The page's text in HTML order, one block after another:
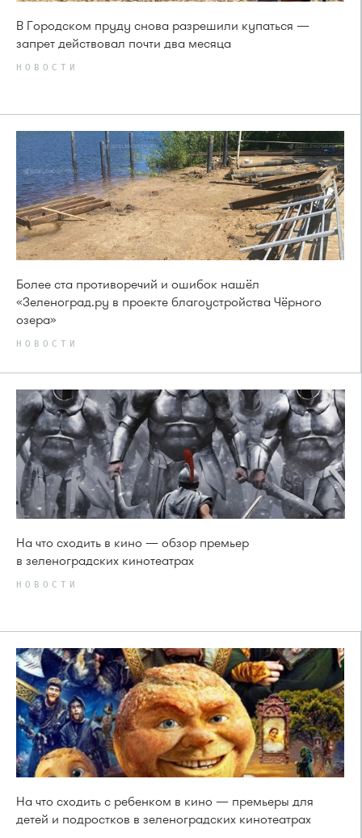
В Городском пруду снова разрешили купаться —
запрет действовал почти два месяца
НОВОСТИ
Более ста противоречий и ошибок нашёл
«Зеленоград.ру в проекте благоустройства Чёрного
озера»
НОВОСТИ
На что сходить в кино — обзор премьер
в зеленоградских кинотеатрах
НОВОСТИ
На что сходить с ребенком в кино — премьеры для
детей и подростков в зеленоградских кинотеатрах